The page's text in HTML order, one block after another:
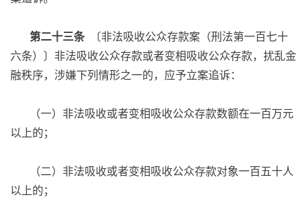
第二十三条 〔非法吸收公众存款案（刑法第一百七十
六条）〕非法吸收公众存款或者变相吸收公众存款，扰乱金
融秩序，涉嫌下列情形之一的，应予立案追诉：
（一）非法吸收或者变相吸收公众存款数额在一百万元
以上的；
（二）非法吸收或者变相吸收公众存款对象一百五十人
以上的；